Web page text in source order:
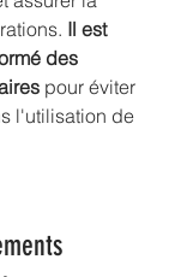
Il est
des
pour éviter
l'utilisation de